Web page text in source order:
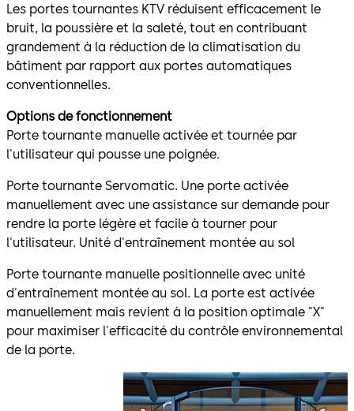
Les portes tournantes KTV réduisent efficacement le
bruit, la poussière et la saleté, tout en contribuant
grandement à la réduction de la climatisation du
bâtiment par rapport aux portes automatiques
conventionnelles.
Options de fonctionnement
Porte tournante manuelle activée et tournée par
l'utilisateur qui pousse une poignée.
Porte tournante Servomatic. Une porte activée
manuellement avec une assistance sur demande pour
rendre la porte légère et facile à tourner pour
l'utilisateur. Unité d'entraînement montée au sol
Porte tournante manuelle positionnelle avec unité
d'entraînement montée au sol. La porte est activée
manuellement mais revient à la position optimale "X"
pour maximiser l'efficacité du contrôle environnemental
de la porte.